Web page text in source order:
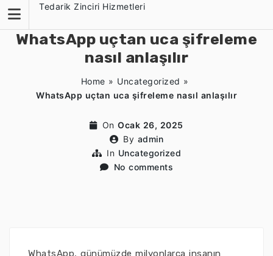
content
Tedarik Zinciri Hizmetleri
WhatsApp uçtan uca şifreleme
nasıl anlaşılır
Home » Uncategorized »
WhatsApp uçtan uca şifreleme nasıl anlaşılır
On Ocak 26, 2025
By admin
In Uncategorized
No comments
WhatsApp, günümüzde milyonlarca insanın